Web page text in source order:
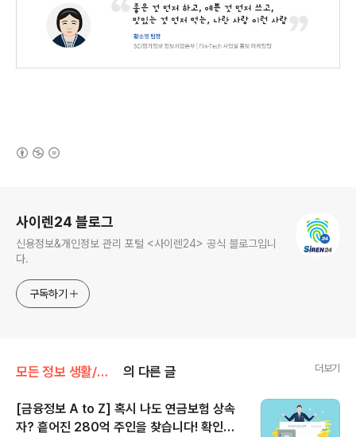
사이렌24 블로그
신용정보&개인정보 관리 포털 <사이렌24> 공식 블로그입니
다.
구독하기
모든 정보 생활/금융정보 A to Z 의 다른 글 더보기
[금융정보 A to Z] 혹시 나도 연금보험 상속
자? 흩어진 280억 주인을 찾습니다! 확인은